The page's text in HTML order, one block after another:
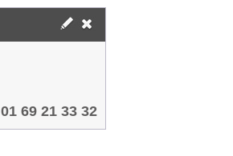
01 69 21 33 32